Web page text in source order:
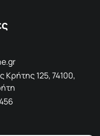
125, 74100,